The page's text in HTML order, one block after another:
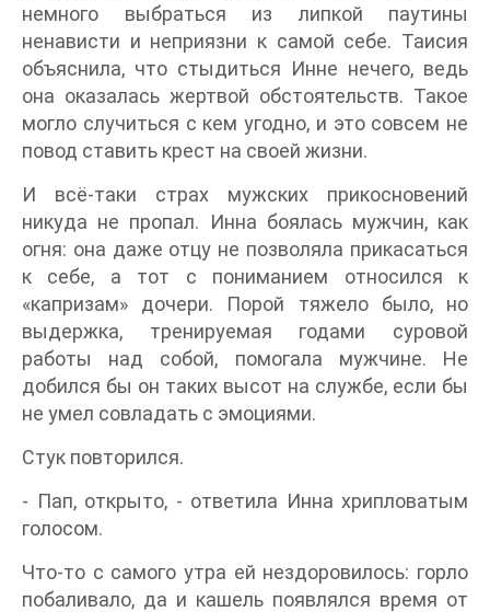
немного выбраться из липкой паутины
ненависти и неприязни к самой себе. Таисия
объяснила, что стыдиться Инне нечего, ведь
она оказалась жертвой обстоятельств. Такое
могло случиться с кем угодно, и это совсем не
повод ставить крест на своей жизни.
И всё-таки страх мужских прикосновений
никуда не пропал. Инна боялась мужчин, как
огня: она даже отцу не позволяла прикасаться
к себе, а тот с пониманием относился к
«капризам» дочери. Порой тяжело было, но
выдержка, тренируемая годами суровой
работы над собой, помогала мужчине. Не
добился бы он таких высот на службе, если бы
не умел совладать с эмоциями.
Стук повторился.
- Пап, открыто, - ответила Инна хрипловатым
голосом.
Что-то с самого утра ей нездоровилось: горло
побаливало, да и кашель появлялся время от